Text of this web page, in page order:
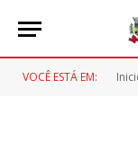
VOCÊ ESTÁ EM: